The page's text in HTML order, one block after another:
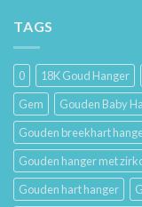
TAGS
0 18K Goud Hanger
Gem
Gouden Baby
Gouden breekhart
Gouden hanger met
Gouden hart hanger